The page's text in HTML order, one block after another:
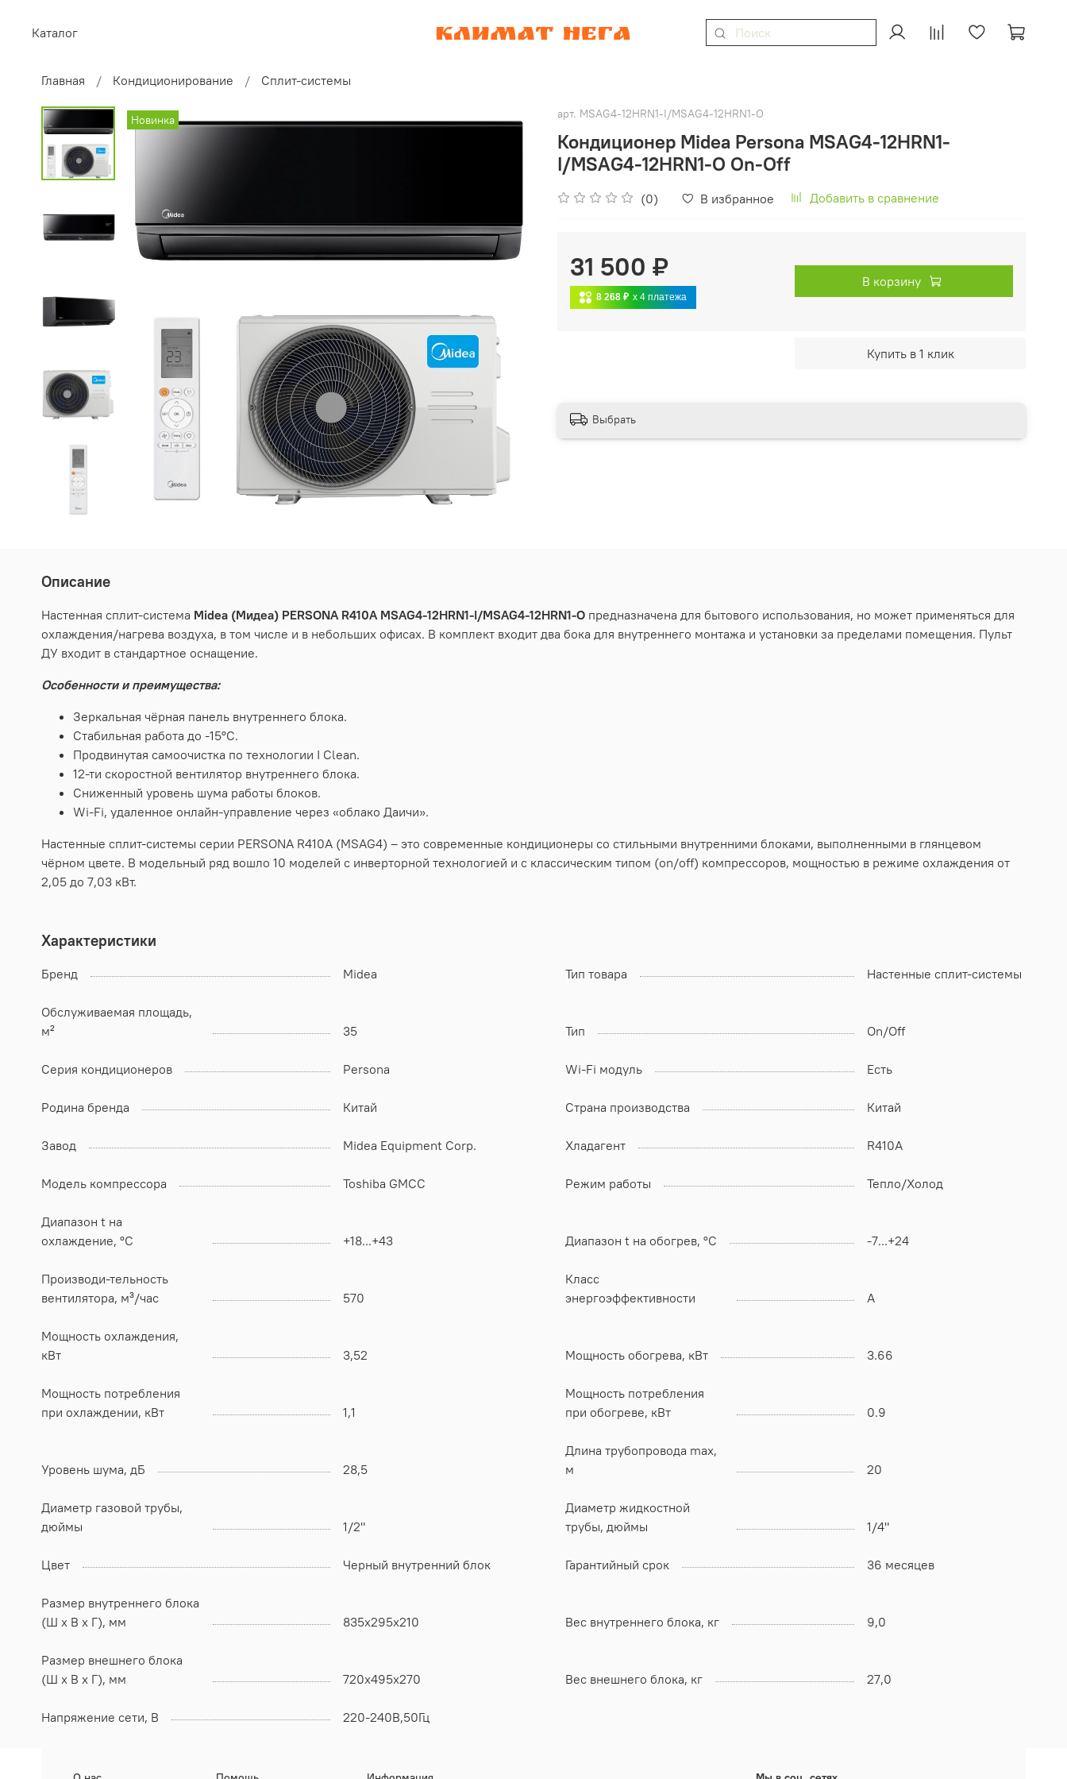
Каталог
Главная Кондиционирование Сплит-системы
Новинка арт. MSAG4-12HRN1-I/MSAG4-12HRN1-O
Кондиционер Midea Persona MSAG4-12HRN1-
I/MSAG4-12HRN1-O On-Off
(0) В избранное Добавить в сравнение
31 500 ₽
8 268 ₽ x 4 платежа
В корзину
Купить в 1 клик
Выбрать
Описание
Настенная сплит-система Midea (Мидеа) PERSONA R410A MSAG4-12HRN1-I/MSAG4-12HRN1-O предназначена для бытового использования, но может применяться для
охлаждения/нагрева воздуха, в том числе и в небольших офисах. В комплект входит два бока для внутреннего монтажа и установки за пределами помещения. Пульт
ДУ входит в стандартное оснащение.
Особенности и преимущества:
Зеркальная чёрная панель внутреннего блока.
Стабильная работа до -15°С.
Продвинутая самоочистка по технологии I Clean.
12-ти скоростной вентилятор внутреннего блока.
Сниженный уровень шума работы блоков.
Wi-Fi, удаленное онлайн-управление через «облако Даичи».
Настенные сплит-системы серии PERSONA R410A (MSAG4) – это современные кондиционеры со стильными внутренними блоками, выполненными в глянцевом
чёрном цвете. В модельный ряд вошло 10 моделей с инверторной технологией и с классическим типом (on/off) компрессоров, мощностью в режиме охлаждения от
2,05 до 7,03 кВт.
Характеристики
Бренд Midea Тип товара Настенные сплит-системы
Обслуживаемая площадь,
м²
35 Тип On/Off
Серия кондиционеров Persona Wi-Fi модуль Есть
Родина бренда Китай Страна производства Китай
Завод Midea Equipment Corp. Хладагент R410A
Модель компрессора Toshiba GMCC Режим работы Тепло/Холод
Диапазон t на
охлаждение, °C
+18...+43 Диапазон t на обогрев, °C -7...+24
Производи-тельность
вентилятора, м³/час
570
Класс
энергоэффективности
А
Мощность охлаждения,
кВт
3,52 Мощность обогрева, кВт 3.66
Мощность потребления
при охлаждении, кВт
1,1
Мощность потребления
при обогреве, кВт
0.9
Уровень шума, дБ 28,5
Длина трубопровода max,
м
20
Диаметр газовой трубы,
дюймы
1/2"
Диаметр жидкостной
трубы, дюймы
1/4"
Цвет Черный внутренний блок Гарантийный срок 36 месяцев
Размер внутреннего блока
(Ш x В x Г), мм
835х295х210 Вес внутреннего блока, кг 9,0
Размер внешнего блока
(Ш x В x Г), мм
720х495х270 Вес внешнего блока, кг 27,0
Напряжение сети, В 220-240В,50Гц